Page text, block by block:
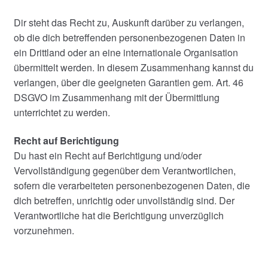
Dir steht das Recht zu, Auskunft darüber zu verlangen,
ob die dich betreffenden personenbezogenen Daten in
ein Drittland oder an eine internationale Organisation
übermittelt werden. In diesem Zusammenhang kannst du
verlangen, über die geeigneten Garantien gem. Art. 46
DSGVO im Zusammenhang mit der Übermittlung
unterrichtet zu werden.
Recht auf Berichtigung
Du hast ein Recht auf Berichtigung und/oder
Vervollständigung gegenüber dem Verantwortlichen,
sofern die verarbeiteten personenbezogenen Daten, die
dich betreffen, unrichtig oder unvollständig sind. Der
Verantwortliche hat die Berichtigung unverzüglich
vorzunehmen.